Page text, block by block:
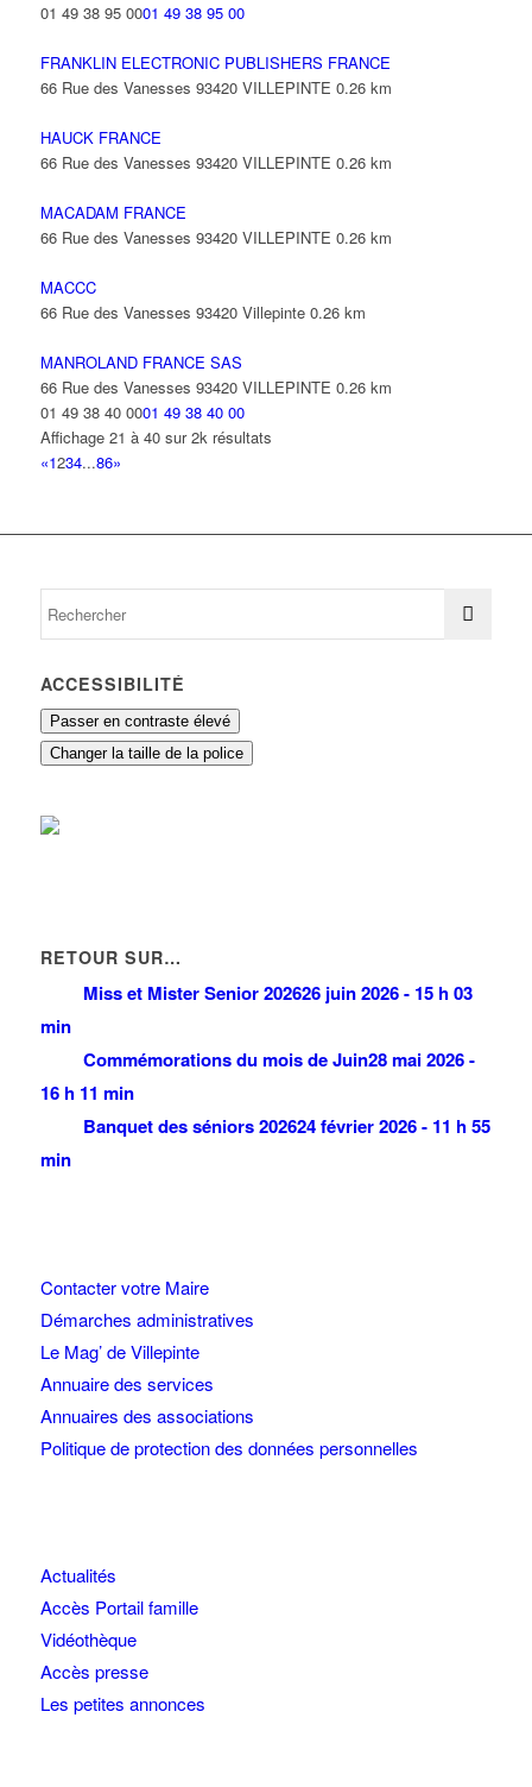
01 49 38 95 0001 49 38 95 00
FRANKLIN ELECTRONIC PUBLISHERS FRANCE
66 Rue des Vanesses 93420 VILLEPINTE 0.26 km
HAUCK FRANCE
66 Rue des Vanesses 93420 VILLEPINTE 0.26 km
MACADAM FRANCE
66 Rue des Vanesses 93420 VILLEPINTE 0.26 km
MACCC
66 Rue des Vanesses 93420 Villepinte 0.26 km
MANROLAND FRANCE SAS
66 Rue des Vanesses 93420 VILLEPINTE 0.26 km
01 49 38 40 0001 49 38 40 00
Affichage 21 à 40 sur 2k résultats
«1234...86»
ACCESSIBILITÉ
Passer en contraste élevé
Changer la taille de la police
RETOUR SUR…
Miss et Mister Senior 202626 juin 2026 - 15 h 03
min
Commémorations du mois de Juin28 mai 2026 -
16 h 11 min
Banquet des séniors 202624 février 2026 - 11 h 55
min
Contacter votre Maire
Démarches administratives
Le Mag’ de Villepinte
Annuaire des services
Annuaires des associations
Politique de protection des données personnelles
Actualités
Accès Portail famille
Vidéothèque
Accès presse
Les petites annonces